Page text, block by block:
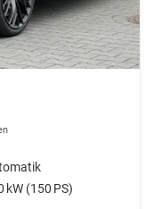
kW (150 PS)